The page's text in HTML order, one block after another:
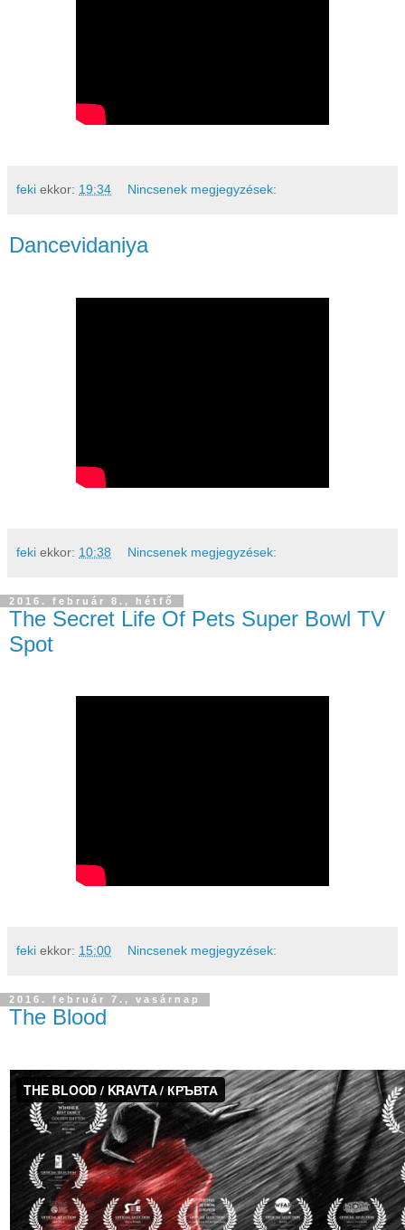
feki ekkor: 19:34 Nincsenek megjegyzések:
Dancevidaniya
feki ekkor: 10:38 Nincsenek megjegyzések:
2016. február 8., hétfő
The Secret Life Of Pets Super Bowl TV
Spot
feki ekkor: 15:00 Nincsenek megjegyzések:
2016. február 7., vasárnap
The Blood